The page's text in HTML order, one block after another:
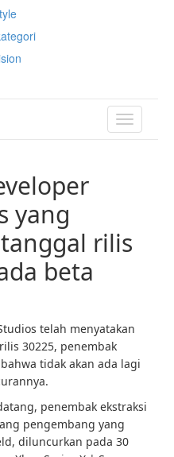
TOGGLE
yang
rilis
beta
telah menyatakan
30225, penembak
tidak akan ada lagi
penembak ekstraksi
pengembang yang
diluncurkan pada 30